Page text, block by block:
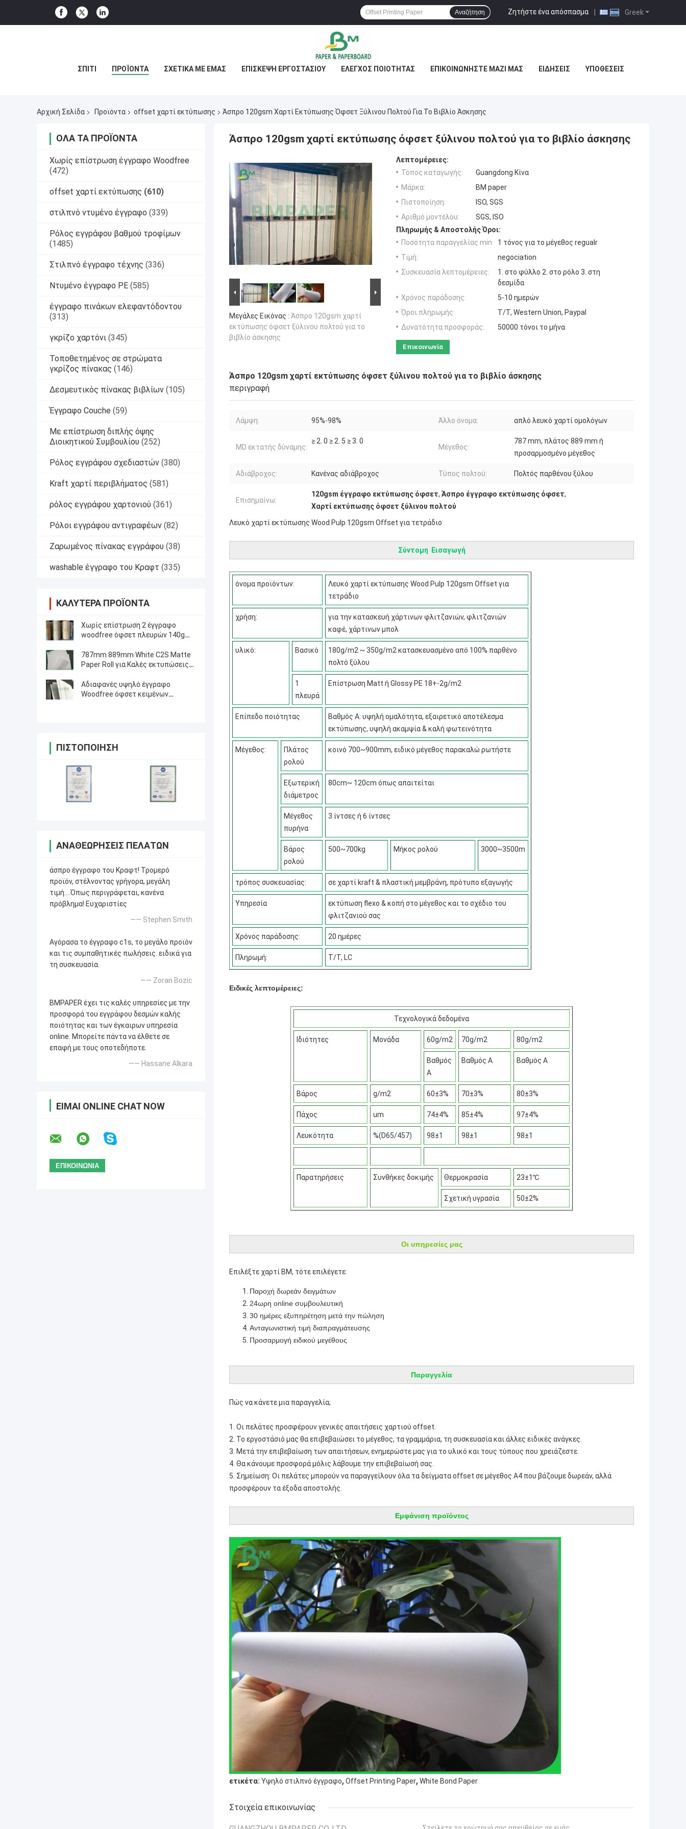
Greek
Ζητήστε ένα απόσπασμα |
Αναζήτηση
ΣΠΊΤΙ ΠΡΟΪΌΝΤΑ ΣΧΕΤΙΚΆ ΜΕ ΕΜΆΣ ΕΠΙΣΚΕΨΉ ΕΡΓΟΣΤΑΣΊΟΥ ΈΛΕΓΧΟΣ ΠΟΙΌΤΗΤΑΣ ΕΠΙΚΟΙΝΩΝΉΣΤΕ ΜΑΖΊ ΜΑΣ ΕΙΔΉΣΕΙΣ ΥΠΟΘΈΣΕΙΣ
Αρχική Σελίδα Προϊόντα offset χαρτί εκτύπωσης Άσπρο 120gsm Χαρτί Εκτύπωσης Όφσετ Ξύλινου Πολτού Για Το Βιβλίο Άσκησης
ΌΛΑ ΤΑ ΠΡΟΪΌΝΤΑ
Χωρίς επίστρωση έγγραφο Woodfree
(472)
offset χαρτί εκτύπωσης (610)
στιλπνό ντυμένο έγγραφο (339)
Ρόλος εγγράφου βαθμού τροφίμων
(1485)
Στιλπνό έγγραφο τέχνης (336)
Ντυμένο έγγραφο PE (585)
έγγραφο πινάκων ελεφαντόδοντου
(313)
γκρίζο χαρτόνι (345)
Τοποθετημένος σε στρώματα
γκρίζος πίνακας (146)
Δεσμευτικός πίνακας βιβλίων (105)
Έγγραφο Couche (59)
Με επίστρωση διπλής όψης
Διοικητικού Συμβουλίου (252)
Ρόλος εγγράφου σχεδιαστών (380)
Kraft χαρτί περιβλήματος (581)
ρόλος εγγράφου χαρτονιού (361)
Ρόλοι εγγράφου αντιγραφέων (82)
Ζαρωμένος πίνακας εγγράφου (38)
washable έγγραφο του Κραφτ (335)
ΚΑΛΎΤΕΡΑ ΠΡΟΪΌΝΤΑ
Χωρίς επίστρωση 2 έγγραφο
woodfree όφσετ πλευρών 140g
ελεφαντόδοντου
787mm 889mm White C2S Matte
Paper Roll για Καλές εκτυπώσεις
Αδιαφανές υψηλό έγγραφο
Woodfree όφσετ κειμένων
ΠΙΣΤΟΠΟΊΗΣΗ
ΑΝΑΘΕΩΡΉΣΕΙΣ ΠΕΛΑΤΏΝ
άσπρο έγγραφο του Κραφτ! Τρομερό
προϊόν, στέλνοντας γρήγορα, μεγάλη
τιμή….Όπως περιγράφεται, κανένα
πρόβλημα! Ευχαριστίες
—— Stephen Smith
Αγόρασα το έγγραφο c1s, το μεγάλο προϊόν
και τις συμπαθητικές πωλήσεις. ειδικά για
τη συσκευασία.
—— Zoran Bozic
BMPAPER έχει τις καλές υπηρεσίες με την
προσφορά του εγγράφου δεσμών καλής
ποιότητας και των έγκαιρων υπηρεσία
online. Μπορείτε πάντα να έλθετε σε
επαφή με τους οποτεδήποτε.
—— Hassane Alkara
ΕΊΜΑΙ ONLINE CHAT NOW
Άσπρο 120gsm χαρτί εκτύπωσης όφσετ ξύλινου πολτού για το βιβλίο άσκησης
Μεγάλες Εικόνας : Άσπρο 120gsm χαρτί
εκτύπωσης όφσετ ξύλινου πολτού για το
βιβλίο άσκησης
Λεπτομέρειες:
Τόπος καταγωγής:
Guangdong Κίνα
Μάρκα:
BM paper
Πιστοποίηση:
ISO, SGS
Αριθμό μοντέλου:
SGS, ISO
Πληρωμής & Αποστολής Όροι:
Ποσότητα παραγγελίας min:
1 τόνος για το μέγεθος regualr
Τιμή:
negociation
Συσκευασία λεπτομέρειες:
1. στο φύλλο 2. στο ρόλο 3. στη
δεσμίδα
Χρόνος παράδοσης:
5-10 ημερών
Όροι πληρωμής:
T/T, Western Union, Paypal
Δυνατότητα προσφοράς:
50000 τόνοι το μήνα
Επικοινωνία
Άσπρο 120gsm χαρτί εκτύπωσης όφσετ ξύλινου πολτού για το βιβλίο άσκησης
περιγραφή
Λάμψη: 95%-98% Άλλο όνομα: απλό λευκό χαρτί ομολόγων
MD εκτατής δύναμης:
≥ 2. 0 ≥ 2. 5 ≥ 3. 0
Μέγεθος:
787 mm, πλάτος 889 mm ή
προσαρμοσμένο μέγεθος
Αδιάβροχος: Κανένας αδιάβροχος Τύπος πολτού: Πολτός παρθένου ξύλου
Επισημαίνω:
120gsm έγγραφο εκτύπωσης όφσετ, Άσπρο έγγραφο εκτύπωσης όφσετ,
Χαρτί εκτύπωσης όφσετ ξύλινου πολτού
Λευκό χαρτί εκτύπωσης Wood Pulp 120gsm Offset για τετράδιο
Σύντομη Εισαγωγή
όνομα προϊόντων:
Λευκό χαρτί εκτύπωσης Wood Pulp 120gsm Offset για
τετράδιο
χρήση:
για την κατασκευή χάρτινων φλιτζανιών, φλιτζανιών
καφέ, χάρτινων μπολ
υλικό: Βασικό
180g/m2 ~ 350g/m2 κατασκευασμένο από 100% παρθένο
πολτό ξύλου
1
πλευρά
Επίστρωση Matt ή Glossy PE 18+-2g/m2
Επίπεδο ποιότητας
Βαθμός Α: υψηλή ομαλότητα, εξαιρετικό αποτέλεσμα
εκτύπωσης, υψηλή ακαμψία & καλή φωτεινότητα
Μέγεθος:
Πλάτος
ρολού
κοινό 700~900mm, ειδικό μέγεθος παρακαλώ ρωτήστε
Εξωτερική
διάμετρος
80cm~ 120cm όπως απαιτείται
Μέγεθος
πυρήνα
3 ίντσες ή 6 ίντσες
Βάρος
ρολού
500~700kg Μήκος ρολού 3000~3500m
τρόπος συσκευασίας: σε χαρτί kraft & πλαστική μεμβράνη, πρότυπο εξαγωγής
Υπηρεσία
εκτύπωση flexo & κοπή στο μέγεθος και το σχέδιο του
φλιτζανιού σας
Χρόνος παράδοσης: 20 ημέρες
Πληρωμή: T/T, LC
Ειδικές λεπτομέρειες:
Τεχνολογικά δεδομένα
Ιδιότητες Μονάδα 60g/m2 70g/m2 80g/m2
Βαθμός
Α
Βαθμός Α Βαθμός Α
Βάρος g/m2 60±3% 70±3% 80±3%
Πάχος um 74±4% 85±4% 97±4%
Λευκότητα %(D65/457) 98±1 98±1 98±1
Παρατηρήσεις Συνθήκες δοκιμής Θερμοκρασία 23±1℃
Σχετική υγρασία 50±2%
Οι υπηρεσίες μας
Επιλέξτε χαρτί BM, τότε επιλέγετε:
Παροχή δωρεάν δειγμάτων
24ωρη online συμβουλευτική
30 ημέρες εξυπηρέτηση μετά την πώληση
Ανταγωνιστική τιμή διαπραγμάτευσης
Προσαρμογή ειδικού μεγέθους
Παραγγελία
Πώς να κάνετε μια παραγγελία;
1. Οι πελάτες προσφέρουν γενικές απαιτήσεις χαρτιού offset.
2. Το εργοστάσιό μας θα επιβεβαιώσει το μέγεθος, τα γραμμάρια, τη συσκευασία και άλλες ειδικές ανάγκες.
3. Μετά την επιβεβαίωση των απαιτήσεων, ενημερώστε μας για το υλικό και τους τύπους που χρειάζεστε.
4. Θα κάνουμε προσφορά μόλις λάβουμε την επιβεβαίωσή σας.
5. Σημείωση: Οι πελάτες μπορούν να παραγγείλουν όλα τα δείγματα offset σε μέγεθος A4 που βάζουμε δωρεάν, αλλά
προσφέρουν τα έξοδα αποστολής.
Εμφάνιση προϊόντος
ετικέτα: Υψηλό στιλπνό έγγραφο, Offset Printing Paper, White Bond Paper
Στοιχεία επικοινωνίας